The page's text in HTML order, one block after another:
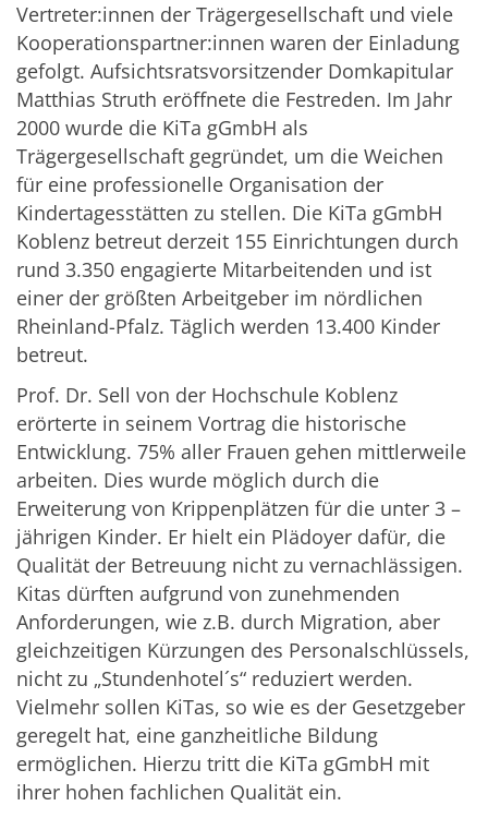
Vertreter:innen der Trägergesellschaft und viele
Kooperationspartner:innen waren der Einladung
gefolgt. Aufsichtsratsvorsitzender Domkapitular
Matthias Struth eröffnete die Festreden. Im Jahr
2000 wurde die KiTa gGmbH als
Trägergesellschaft gegründet, um die Weichen
für eine professionelle Organisation der
Kindertagesstätten zu stellen. Die KiTa gGmbH
Koblenz betreut derzeit 155 Einrichtungen durch
rund 3.350 engagierte Mitarbeitenden und ist
einer der größten Arbeitgeber im nördlichen
Rheinland-Pfalz. Täglich werden 13.400 Kinder
betreut.
Prof. Dr. Sell von der Hochschule Koblenz
erörterte in seinem Vortrag die historische
Entwicklung. 75% aller Frauen gehen mittlerweile
arbeiten. Dies wurde möglich durch die
Erweiterung von Krippenplätzen für die unter 3 –
jährigen Kinder. Er hielt ein Plädoyer dafür, die
Qualität der Betreuung nicht zu vernachlässigen.
Kitas dürften aufgrund von zunehmenden
Anforderungen, wie z.B. durch Migration, aber
gleichzeitigen Kürzungen des Personalschlüssels,
nicht zu „Stundenhotel´s“ reduziert werden.
Vielmehr sollen KiTas, so wie es der Gesetzgeber
geregelt hat, eine ganzheitliche Bildung
ermöglichen. Hierzu tritt die KiTa gGmbH mit
ihrer hohen fachlichen Qualität ein.